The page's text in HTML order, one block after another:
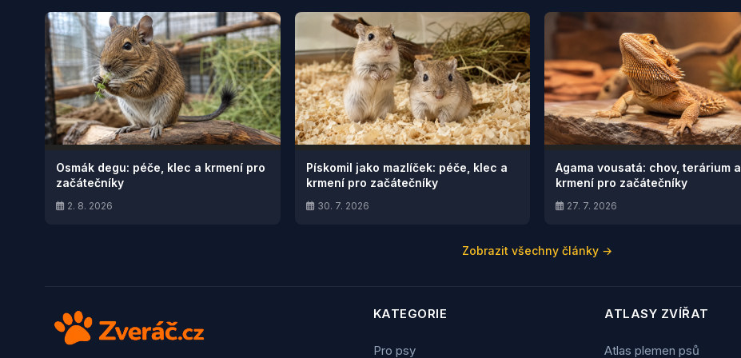
Osmák degu: péče, klec a krmení pro
začátečníky
2. 8. 2026
Pískomil jako mazlíček: péče, klec a
krmení pro začátečníky
30. 7. 2026
Agama vousatá: chov, terárium a
krmení pro začátečníky
27. 7. 2026
Zobrazit všechny články →
KATEGORIE
Pro psy
ATLASY ZVÍŘAT
Atlas plemen psů